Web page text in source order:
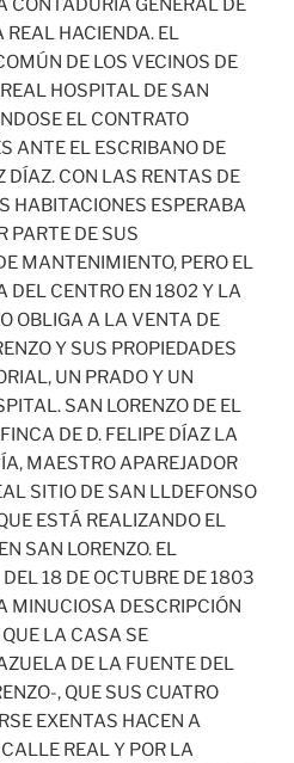
CONTADURÍA GENERAL DE
HACIENDA. EL
DE LOS VECINOS DE
HOSPITAL DE SAN
EL CONTRATO
ANTE EL ESCRIBANO DE
DÍAZ. CON LAS RENTAS DE
HABITACIONES ESPERABA
PARTE DE SUS
MANTENIMIENTO, PERO EL
DEL CENTRO EN 1802 Y LA
OBLIGA A LA VENTA DE
Y SUS PROPIEDADES
UN PRADO Y UN
SAN LORENZO DE EL
DE D. FELIPE DÍAZ LA
MAESTRO APAREJADOR
SITIO DE SAN LLDEFONSO
ESTÁ REALIZANDO EL
SAN LORENZO. EL
18 DE OCTUBRE DE 1803
MINUCIOSA DESCRIPCIÓN
LA CASA SE
DE LA FUENTE DEL
, QUE SUS CUATRO
EXENTAS HACEN A
REAL Y POR LA